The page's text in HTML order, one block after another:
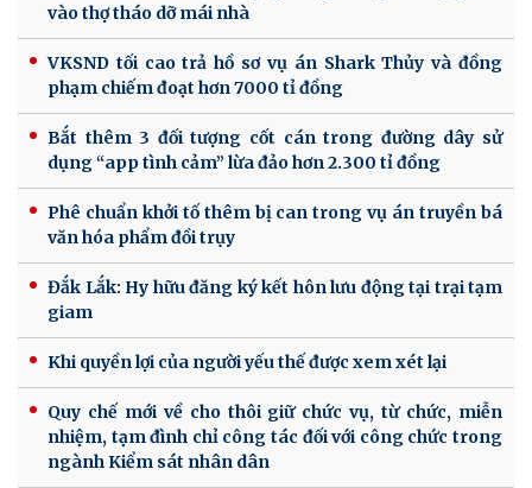
vào thợ tháo dỡ mái nhà
VKSND tối cao trả hồ sơ vụ án Shark Thủy và đồng
phạm chiếm đoạt hơn 7000 tỉ đồng
Bắt thêm 3 đối tượng cốt cán trong đường dây sử
dụng “app tình cảm” lừa đảo hơn 2.300 tỉ đồng
Phê chuẩn khởi tố thêm bị can trong vụ án truyền bá
văn hóa phẩm đồi trụy
Đắk Lắk: Hy hữu đăng ký kết hôn lưu động tại trại tạm
giam
Khi quyền lợi của người yếu thế được xem xét lại
Quy chế mới về cho thôi giữ chức vụ, từ chức, miễn
nhiệm, tạm đình chỉ công tác đối với công chức trong
ngành Kiểm sát nhân dân